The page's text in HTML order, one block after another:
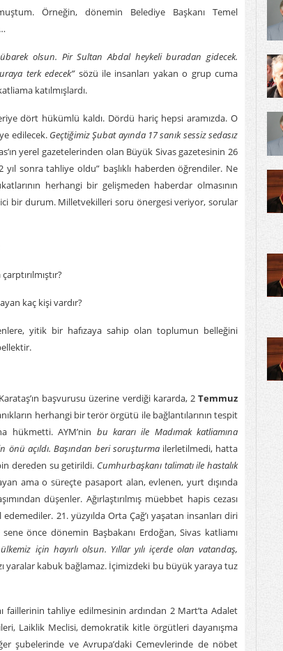
Örneğin, dönemin Belediye Başkanı Temel
olsun. Pir Sultan Abdal heykeli buradan gidecek.
terk edecek”sözü ile insanları yakan o grup cuma
katılmışlardı.
dört hükümlü kaldı. Dördü hariç hepsi aramızda. O
edilecek. Geçtiğimiz Şubat ayında 17 sanık sessiz sedasız
yerel gazetelerinden olan Büyük Sivas gazetesinin 26
sonra tahliye oldu” başlıklı haberden öğrendiler. Ne
herhangi bir gelişmeden haberdar olmasının
bir durum. Milletvekilleri soru önergesi veriyor, sorular
kaç kişi vardır?
yitik bir hafızaya sahip olan toplumun belleğini
başvurusu üzerine verdiği kararda, 2Temmuz
herhangi bir terör örgütü ile bağlantılarının tespit
hükmetti. AYM’nin bu kararı ile Madımak katliamına
önü açıldı. Başından beri soruşturma ilerletilmedi, hatta
dereden su getirildi. Cumhurbaşkanı talimatı ile hastalık
ama o süreçte pasaport alan, evlenen, yurt dışında
düşenler. Ağırlaştırılmış müebbet hapis cezası
21. yüzyılda Orta Çağ’ı yaşatan insanları diri
önce dönemin Başbakanı Erdoğan, Sivas katliamı
için hayırlı olsun. Yıllar yılı içerde olan vatandaş,
yaralar kabuk bağlamaz. İçimizdeki bu büyük yaraya tuz
faillerinin tahliye edilmesinin ardından 2 Mart’ta Adalet
Laiklik Meclisi, demokratik kitle örgütleri dayanışma
şubelerinde ve Avrupa’daki Cemevlerinde de nöbet